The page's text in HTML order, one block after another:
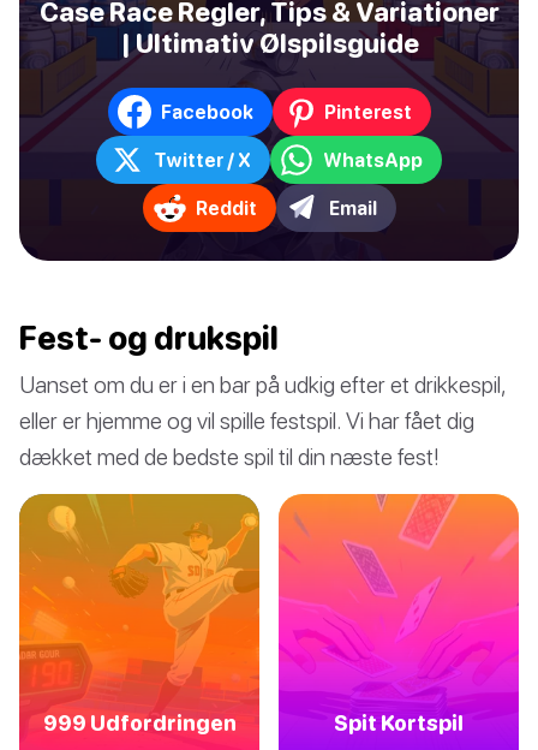
Case Race Regler, Tips & Variationer
| Ultimativ Ølspilsguide
Facebook Pinterest
Twitter / X WhatsApp
Reddit Email
Fest- og drukspil
Uanset om du er i en bar på udkig efter et drikkespil,
eller er hjemme og vil spille festspil. Vi har fået dig
dækket med de bedste spil til din næste fest!
999 Udfordringen Spit Kortspil